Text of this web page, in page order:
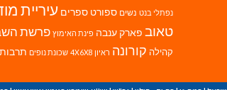
נפתלי בנט נשים ספורט ספרים עיריית
טאוב פארק ענבה פינת האימוץ פרשת
קהילה קורונה ראיון 4X6X8 שכונת נופים תרבות